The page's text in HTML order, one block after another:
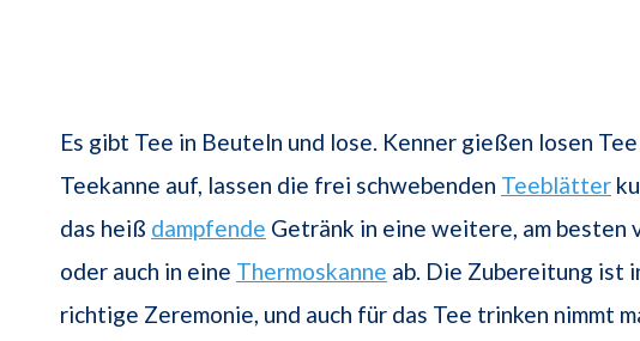
Es gibt Tee in Beuteln und lose. Kenner gießen losen
Teekanne auf, lassen die frei schwebenden Teeblätter
das heiß dampfende Getränk in eine weitere, am besten
oder auch in eine Thermoskanne ab. Die Zubereitung ist
richtige Zeremonie, und auch für das Tee trinken nimmt